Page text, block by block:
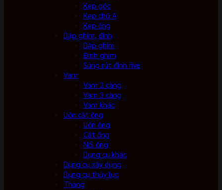
Kẹp góc
Kẹp chữ A
Kẹp ống
Dập ghim, đinh
Dập ghim
Đinh ghim
Súng rút đinh rive
Vam
Vam 2 càng
Vam 3 càng
Vam khác
Uốn cắt ống
Uốn ống
Cắt ống
Nối ống
Dụng cụ khác
Dụng cụ xây dựng
Dụng cụ thủy lực
Thang